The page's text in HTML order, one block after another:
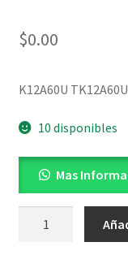
$0.00
K12A60U
10 disponibles
Mas